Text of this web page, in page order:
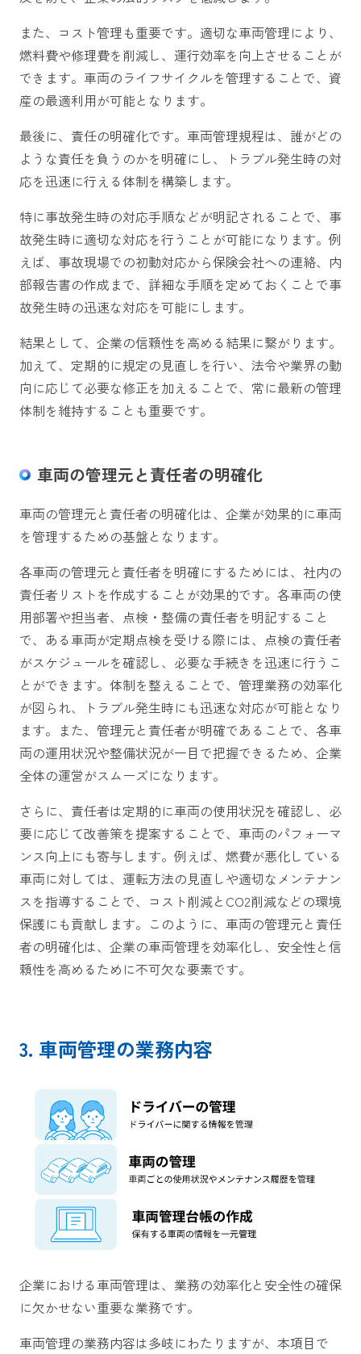
また、コスト管理も重要です。適切な車両管理により、
燃料費や修理費を削減し、運行効率を向上させることが
できます。車両のライフサイクルを管理することで、資
産の最適利用が可能となります。
最後に、責任の明確化です。車両管理規程は、誰がどの
ような責任を負うのかを明確にし、トラブル発生時の対
応を迅速に行える体制を構築します。
特に事故発生時の対応手順などが明記されることで、事
故発生時に適切な対応を行うことが可能になります。例
えば、事故現場での初動対応から保険会社への連絡、内
部報告書の作成まで、詳細な手順を定めておくことで事
故発生時の迅速な対応を可能にします。
結果として、企業の信頼性を高める結果に繋がります。
加えて、定期的に規定の見直しを行い、法令や業界の動
向に応じて必要な修正を加えることで、常に最新の管理
体制を維持することも重要です。
車両の管理元と責任者の明確化
車両の管理元と責任者の明確化は、企業が効果的に車両
を管理するための基盤となります。
各車両の管理元と責任者を明確にするためには、社内の
責任者リストを作成することが効果的です。各車両の使
用部署や担当者、点検・整備の責任者を明記すること
で、ある車両が定期点検を受ける際には、点検の責任者
がスケジュールを確認し、必要な手続きを迅速に行うこ
とができます。体制を整えることで、管理業務の効率化
が図られ、トラブル発生時にも迅速な対応が可能となり
ます。また、管理元と責任者が明確であることで、各車
両の運用状況や整備状況が一目で把握できるため、企業
全体の運営がスムーズになります。
さらに、責任者は定期的に車両の使用状況を確認し、必
要に応じて改善策を提案することで、車両のパフォーマ
ンス向上にも寄与します。例えば、燃費が悪化している
車両に対しては、運転方法の見直しや適切なメンテナン
スを指導することで、コスト削減とCO2削減などの環境
保護にも貢献します。このように、車両の管理元と責任
者の明確化は、企業の車両管理を効率化し、安全性と信
頼性を高めるために不可欠な要素です。
3. 車両管理の業務内容
企業における車両管理は、業務の効率化と安全性の確保
に欠かせない重要な業務です。
車両管理の業務内容は多岐にわたりますが、本項目で